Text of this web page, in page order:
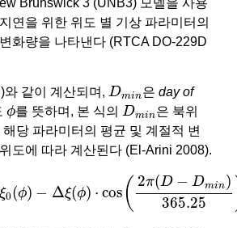
연을 위한 위도 별 기상 파라미터의
화량을 나타낸다 (RTCA DO-229D
와 같이 계산되며, Dmin
Dm n은day of
ϕ
ϕ를 뜻하며, 본 식의 Dmin
Dm n은 북위
당 파라미터의 평균 및 계절적 변
도에 따라 계산된다 (El-Arini 2008).
ξ0(ϕ) − Δξ(ϕ) ⋅ cos ( 2π(D − Dmin)
365.25
π( D Dm )